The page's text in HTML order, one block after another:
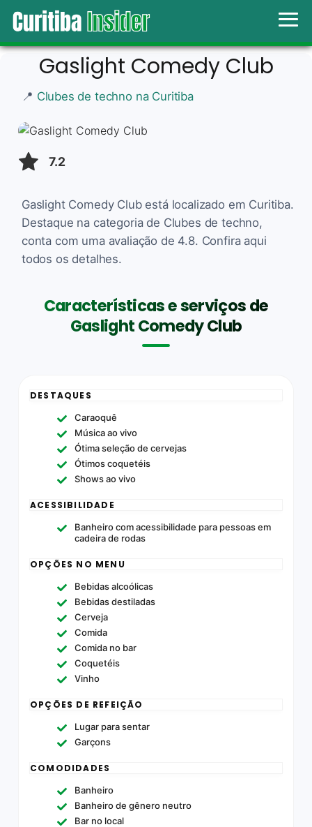
Gaslight Comedy Club
📍 Clubes de techno na Curitiba
7.2
Gaslight Comedy Club está localizado em Curitiba.
Destaque na categoria de Clubes de techno,
conta com uma avaliação de 4.8. Confira aqui
todos os detalhes.
Características e serviços de
Gaslight Comedy Club
DESTAQUES
Caraoquê
Música ao vivo
Ótima seleção de cervejas
Ótimos coquetéis
Shows ao vivo
ACESSIBILIDADE
Banheiro com acessibilidade para pessoas em
cadeira de rodas
OPÇÕES NO MENU
Bebidas alcoólicas
Bebidas destiladas
Cerveja
Comida
Comida no bar
Coquetéis
Vinho
OPÇÕES DE REFEIÇÃO
Lugar para sentar
Garçons
COMODIDADES
Banheiro
Banheiro de gênero neutro
Bar no local